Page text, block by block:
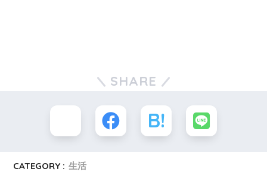
SHARE
CATEGORY : 生活